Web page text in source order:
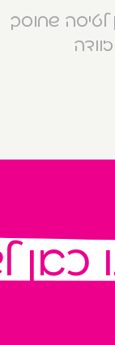
לטיסה שחוסך
כאן